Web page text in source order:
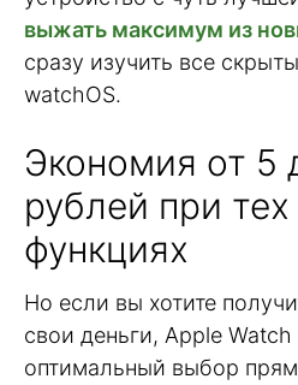
выжать максимум из
сразу изучить все
watchOS.
Экономия от 5
рублей при
функциях
Но если вы хотите
свои деньги, Apple
оптимальный выбор